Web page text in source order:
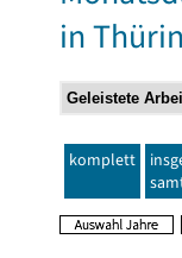
in
komplett